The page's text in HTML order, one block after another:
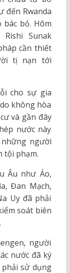
đến Rwanda
bác bỏ. Hôm
Sunak
cần thiết
tị nạn tới
cho sự gia
không hòa
và gần đây
nước này
người
tội phạm.
Âu như Áo,
Đan Mạch,
Uy đã phải
soát biên
người
nước đã ký
phải sử dụng